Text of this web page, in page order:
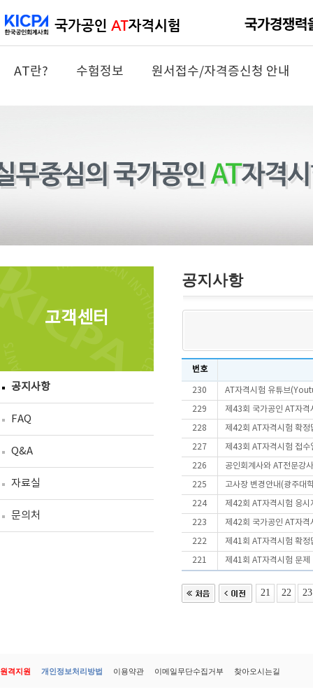
AT란? 수험정보 원서접수/자격증신청 안내
고객센터
공지사항
FAQ
Q&A
자료실
문의처
공지사항
번호
230 AT자격시험 유튜브
229 제43회 국가공인 AT자격
228 제42회 AT자격시험 확정
227 제43회 AT자격시험 접
226 공인회계사와 AT전문강
225 고사장 변경안내(광주대
224 제42회 AT자격시험 응시
223 제42회 국가공인 AT자격
222 제41회 AT자격시험 확정
221 제41회 AT자격시험 문
21 22 23
원격지원 개인정보처리방법 이용약관 이메일무단수집거부 찾아오시는길